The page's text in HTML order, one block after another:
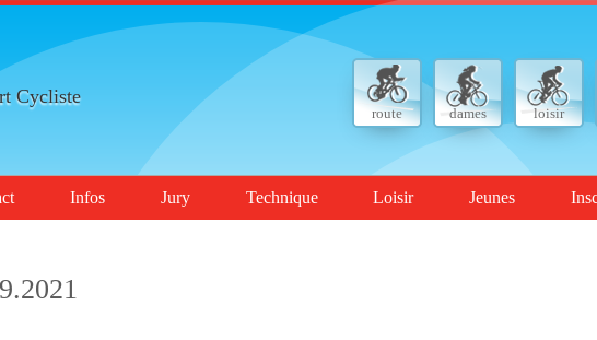
Cycliste
route dames loisir
Infos Jury Technique Loisir Jeunes